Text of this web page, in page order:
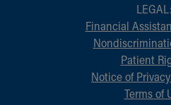
LEGAL:
Financial
Patient
Notice of
Terms of